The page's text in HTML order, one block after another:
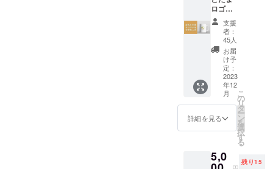
てくる
場合も
ある
為、ご
利用の
際はHP
等で通
常営業
日をご
確認の
上、ご
ださい
ませ。
トの有
効期限
為、ご
利用の
際はHP
等で通
常営業
日をご
確認の
上、ご
利用く
ださい
ませ。
トの有
効期限
ン日(9
子利用
者様や
支援団
体様な
どへ適
用、配
布を考
えてお
りま
す。 ※
購入者
利用で
きる直
トでは
完成後
や店内
でメ
ニュー
のご確
認をお
願い致
しま
す。 ※
チケッ
トの有
効期限
月中旬
予定)～
内の1時
間分と
して利
用可能
+1ドリ
ンク付
き) ・車
椅子利
用者様
が猫と
触れ合
える機
さった
ことに
ロゴの
デザイ
ンを施
したマ
グカッ
プ1個を
リター
ンとし
てお送
り致し
ます！
※数量：
1個(複
数個の
歓迎！
猫たち
支援
者：
45人
お届
け予
定：
2023
年12
月
詳細を見る
こ
の
リ
タ
ー
ン
を
選
択
す
る
5,0 残り15